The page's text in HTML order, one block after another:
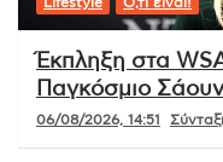
Έκπληξη στα
Παγκόσμιο
06/08/2026, 14:51